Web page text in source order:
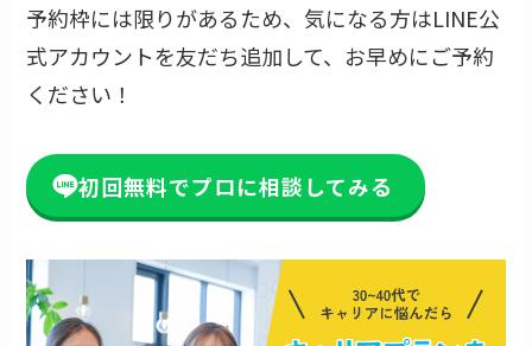
予約枠には限りがあるため、気になる方はLINE公
式アカウントを友だち追加して、お早めにご予約
ください！
初回無料でプロに相談してみる